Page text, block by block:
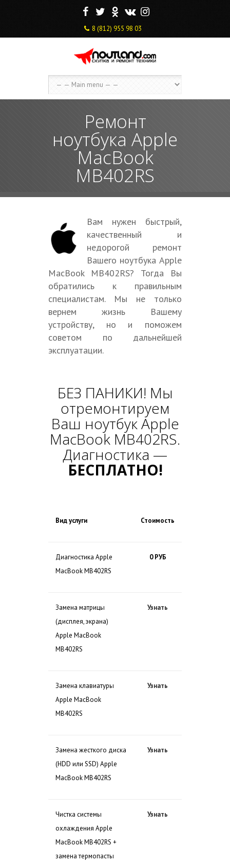
F T O V I
8 (812) 955 98 03
Ремонт
ноутбука Apple
MacBook
MB402RS
Вам нужен быстрый,
качественный и
недорогой ремонт
Вашего ноутбука Apple
MacBook MB402RS? Тогда Вы
обратились к правильным
специалистам. Мы не только
вернем жизнь Вашему
устройству, но и поможем
советом по дальнейшей
эксплуатации.
БЕЗ ПАНИКИ! Мы
отремонтируем
Ваш ноутбук Apple
MacBook MB402RS.
Диагностика —
БЕСПЛАТНО!
Вид услуги Стоимость
Диагностика Apple
MacBook MB402RS
0 РУБ
Замена матрицы
(дисплея, экрана)
Apple MacBook
MB402RS
Узнать
Замена клавиатуры
Apple MacBook
MB402RS
Узнать
Замена жесткого диска
(HDD или SSD) Apple
MacBook MB402RS
Узнать
Чистка системы
охлаждения Apple
MacBook MB402RS +
замена термопасты
Узнать